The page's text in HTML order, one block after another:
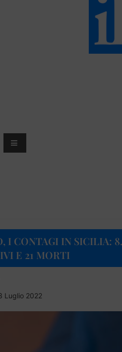
I CONTAGI IN SICILIA:
E 21 MORTI
Luglio 2022